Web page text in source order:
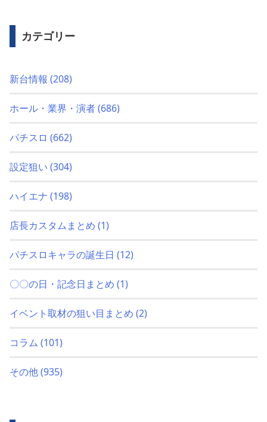
カテゴリー
新台情報 (208)
ホール・業界・演者(686)
パチスロ (662)
設定狙い (304)
ハイエナ (198)
店長カスタムまとめ (1)
パチスロキャラの誕生日 (12)
〇〇の日・記念日まとめ (1)
イベント取材の狙い目まとめ (2)
コラム (101)
その他(935)